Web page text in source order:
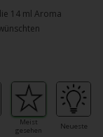
14 ml Aroma
Meist
gesehen
Neueste